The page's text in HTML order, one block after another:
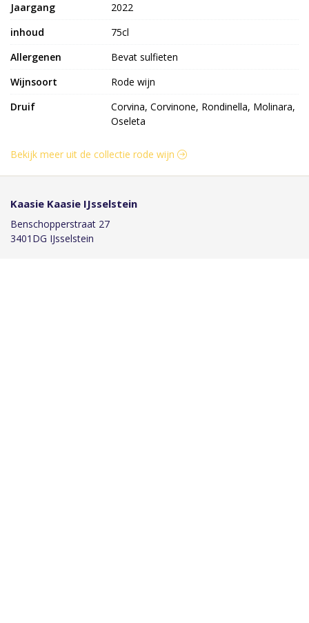
Jaargang
2022
inhoud
75cl
Allergenen
Bevat sulfieten
Wijnsoort
Rode wijn
Druif
Corvina, Corvinone, Rondinella, Molinara,
Oseleta
Bekijk meer uit de collectie rode wijn
Kaasie Kaasie IJsselstein
Benschopperstraat 27
3401DG IJsselstein